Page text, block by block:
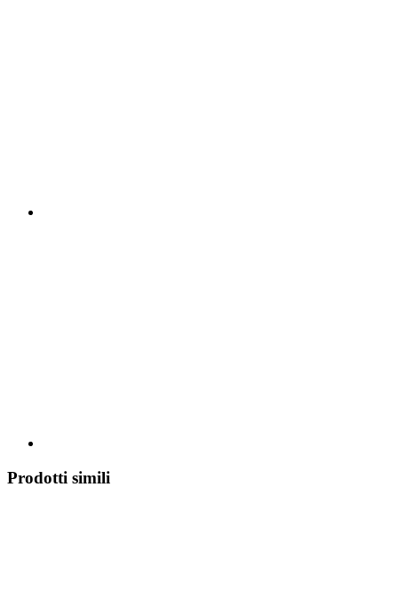
Prodotti simili